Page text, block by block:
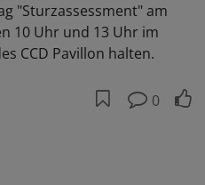
"Sturzassessment" am
10 Uhr und 13 Uhr im
CCD Pavillon halten.
0